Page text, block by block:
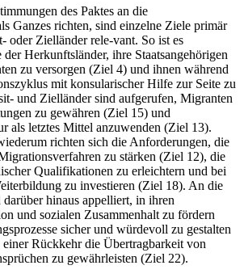
des Paktes an die
Gan­zes richten, sind einzelne Ziele primär
oder Zielländer rele-vant. So ist es
der Herkunftsländer, ihre Staatsangehörigen
zu versorgen (Ziel 4) und ihnen während
mit konsularischer Hilfe zur Seite zu
und Zielländer sind aufgerufen, Migranten
zu gewähren (Ziel 15) und
als letztes Mittel anzuwenden (Ziel 13).
richten sich die Anforderungen, die
zu stärken (Ziel 12), die
Qualifikationen zu erleichtern und bei
zu investieren (Ziel 18). An die
hinaus appelliert, in ihren
und sozialen Zusammenhalt zu fördern
sicher und würdevoll zu gestalten
Rückkehrdie Übertragbarkeit von
zu gewährleisten (Ziel 22).